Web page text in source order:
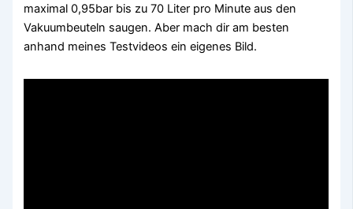
maximal 0,95bar bis zu 70 Liter pro Minute aus den
Vakuumbeuteln saugen. Aber mach dir am besten
anhand meines Testvideos ein eigenes Bild.